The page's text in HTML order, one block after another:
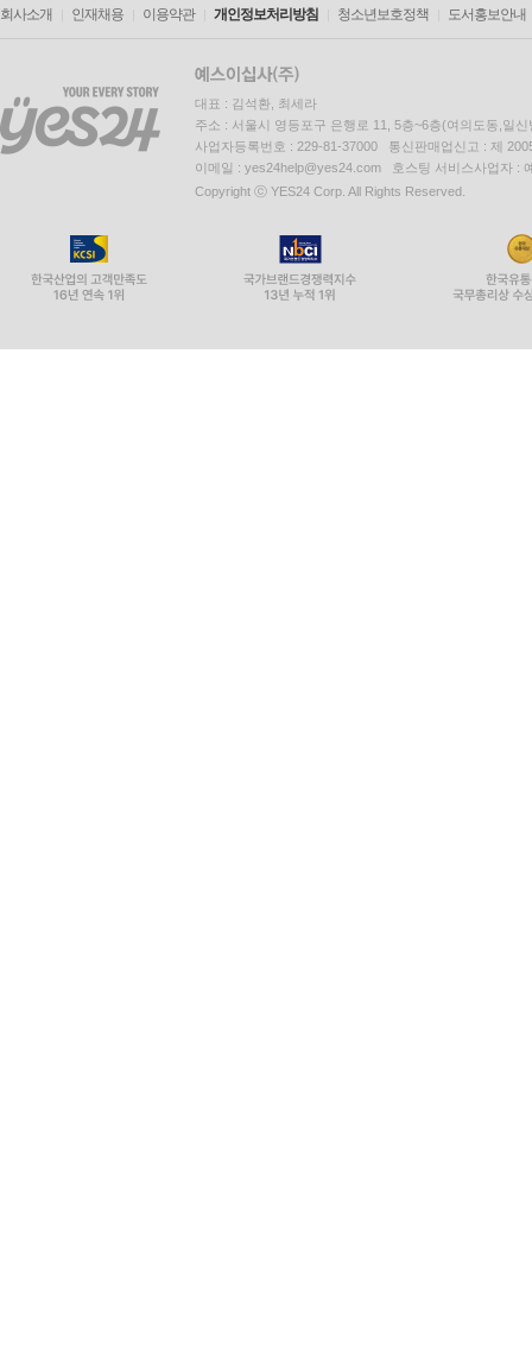
회사소개 인재채용 이용약관 개인정보처리방침 청소년보호정책 도서홍보안내
대표 : 김석환, 최세라
주소 : 서울시 영등포구 은행로 11, 5층~6층(여의도동,일신
사업자등록번호 : 229-81-37000 통신판매업신고 : 제
이메일 : yes24help@yes24.com 호스팅 서비스사업자 :
Copyright ⓒ YES24 Corp. All Rights Reserved.